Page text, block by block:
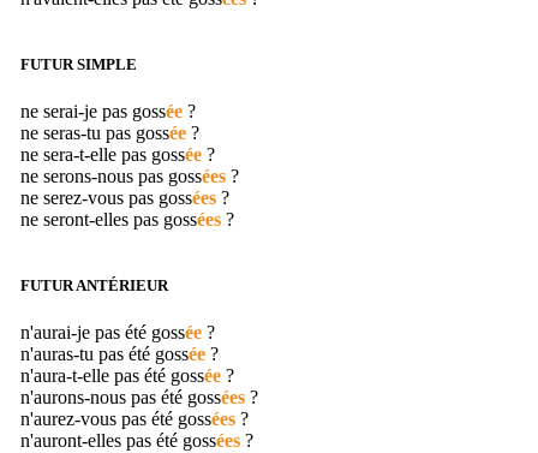
FUTUR SIMPLE
ne serai-je pas gossée ?
ne seras-tu pas gossée ?
ne sera-t-elle pas gossée ?
ne serons-nous pas gossées ?
ne serez-vous pas gossées ?
ne seront-elles pas gossées ?
FUTUR ANTÉRIEUR
n'aurai-je pas été gossée ?
n'auras-tu pas été gossée ?
n'aura-t-elle pas été gossée ?
n'aurons-nous pas été gossées ?
n'aurez-vous pas été gossées ?
n'auront-elles pas été gossées ?